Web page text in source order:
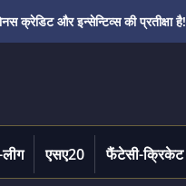
और इन्सेन्टिव्स की प्रतीक्षा है!
लीग एसए20 फैंटेसी-क्रिकेट